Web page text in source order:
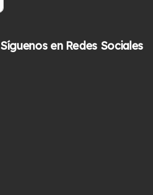
$22.390.
es:
$18.700.
Síguenos en Redes Sociales